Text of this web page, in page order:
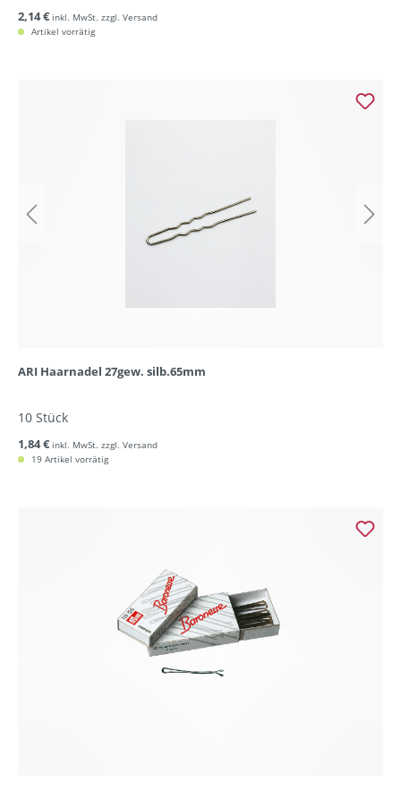
2,14 € inkl. MwSt. zzgl. Versand
Artikel vorrätig
ARI Haarnadel 27gew. silb.65mm
10 Stück
1,84 € inkl. MwSt. zzgl. Versand
19 Artikel vorrätig